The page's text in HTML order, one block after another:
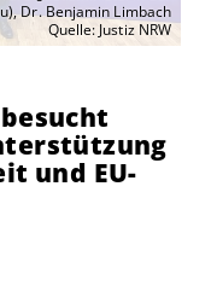
Dr. Benjamin Limbach
Quelle: Justiz NRW
und EU-